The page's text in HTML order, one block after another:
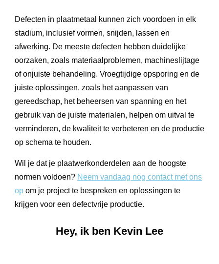
Defecten in plaatmetaal kunnen zich voordoen in elk
stadium, inclusief vormen, snijden, lassen en
afwerking. De meeste defecten hebben duidelijke
oorzaken, zoals materiaalproblemen, machineslijtage
of onjuiste behandeling. Vroegtijdige opsporing en de
juiste oplossingen, zoals het aanpassen van
gereedschap, het beheersen van spanning en het
gebruik van de juiste materialen, helpen om uitval te
verminderen, de kwaliteit te verbeteren en de productie
op schema te houden.
Wil je dat je plaatwerkonderdelen aan de hoogste
normen voldoen? Neem vandaag nog contact met ons
op om je project te bespreken en oplossingen te
krijgen voor een defectvrije productie.
Hey, ik ben Kevin Lee